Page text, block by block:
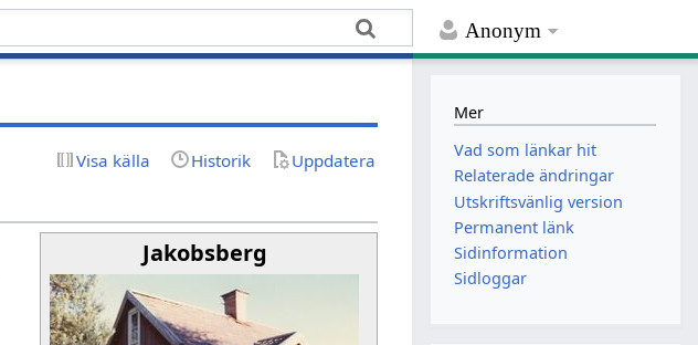
Anonym
Visa källa Historik Uppdatera
Jakobsberg
Mer
Vad som länkar hit
Relaterade ändringar
Utskriftsvänlig version
Permanent länk
Sidinformation
Sidloggar